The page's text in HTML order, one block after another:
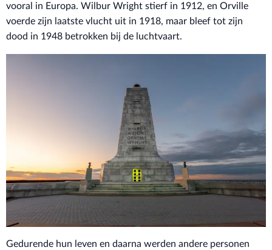
vooral in Europa. Wilbur Wright stierf in 1912, en Orville
voerde zijn laatste vlucht uit in 1918, maar bleef tot zijn
dood in 1948 betrokken bij de luchtvaart.
Gedurende hun leven en daarna werden andere personen